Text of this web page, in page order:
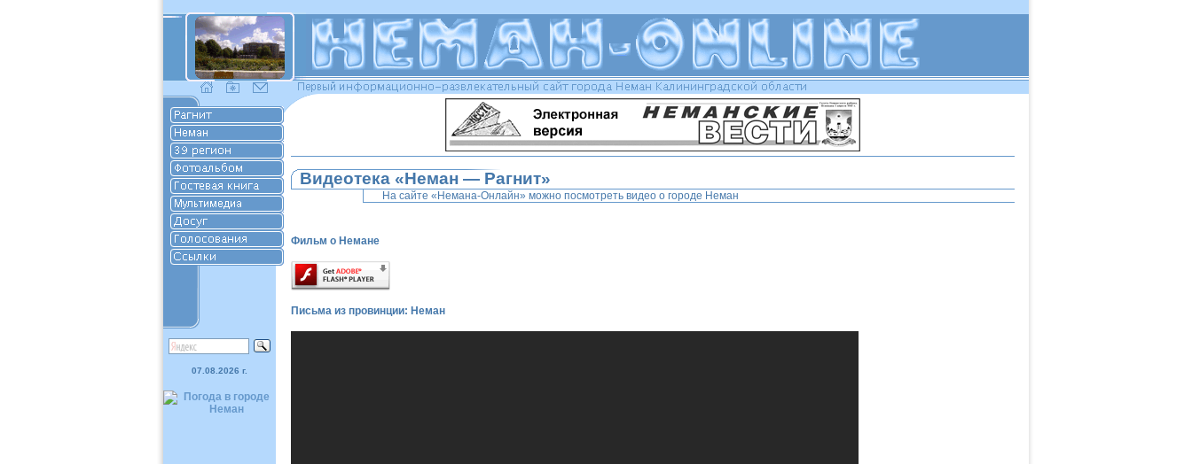
07.08.2026 г.
Видеотека «Неман — Рагнит»
На сайте «Немана-Онлайн» можно посмотреть видео о городе Неман
Фильм о Немане
Письма из провинции: Неман